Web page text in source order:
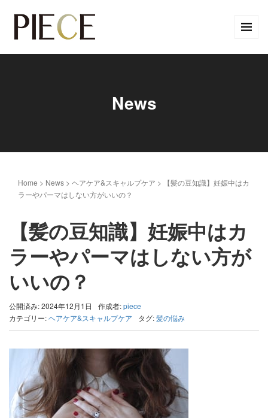
News
Home > News > ヘアケア&スキャルプケア >
【髪の豆知識】妊娠中はカ
ラーやパーマはしない方がいいの？
【髪の豆知識】妊娠中はカ
ラーやパーマはしない方が
いいの？
公開済み: 2024年12月1日 作成者:piece
カテゴリー:ヘアケア&スキャルプケア タグ:髪の悩み